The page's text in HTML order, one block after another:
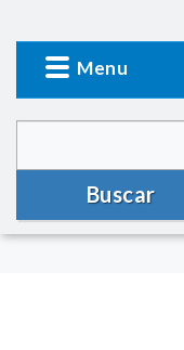
Menu
Buscar